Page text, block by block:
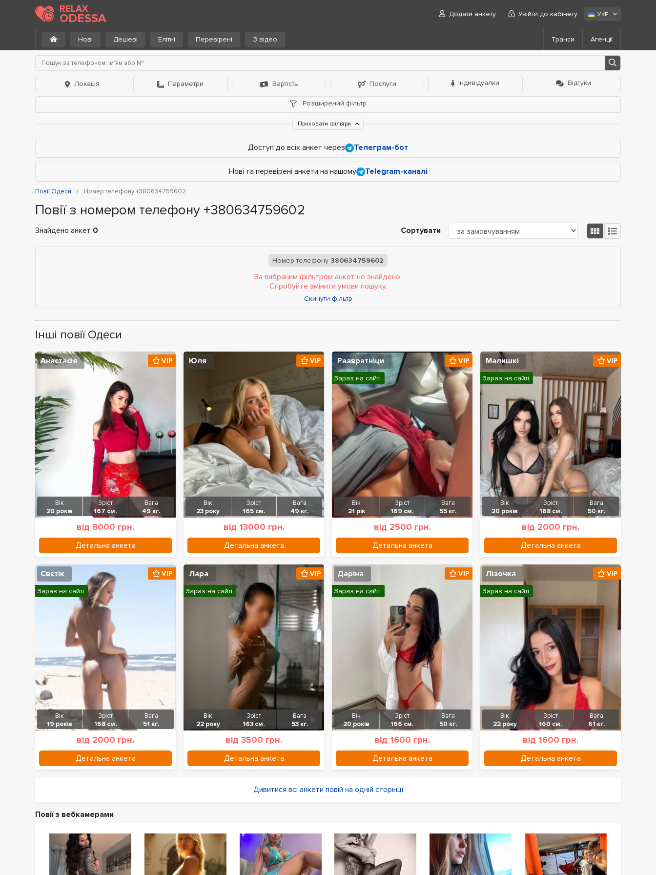
RELAX
ODESSA Додати анкету Увійти до кабінету УКР
Нові Дешеві Елітні Перевірені З відео Транси Агенції
Локація Параметри Вартість Послуги Індивідуалки Відгуки
Розширений фільтр
Приховати фільтри
Доступ до всіх анкет через Телеграм-бот
Нові та перевірені анкети на нашому Telegram-каналі
Повії Одеси Номер телефону +380634759602
Повії з номером телефону +380634759602
Знайдено анкет 0 Сортувати
Номер телефону 380634759602
За вибраним фільтром анкет не знайдено.
Спробуйте змінити умови пошуку.
Скинути фільтр
Інші повії Одеси
Анастасія
Вік
20 років
Зріст
167 см.
Вага
49 кг.
від 8000 грн.
Детальна анкета
VIP Юля
Вік
23 року
Зріст
165 см.
Вага
49 кг.
від 13000 грн.
Детальна анкета
VIP Развратніци
Вік
21 рік
Зріст
169 см.
Вага
55 кг.
від 2500 грн.
Детальна анкета
VIP
Зараз на сайті
Малишкі
Вік
20 років
Зріст
168 см.
Вага
50 кг.
від 2000 грн.
Детальна анкета
VIP
Зараз на сайті
Свєтік
Вік
19 років
Зріст
168 см.
Вага
51 кг.
від 2000 грн.
Детальна анкета
VIP
Зараз на сайті
Лара
Вік
22 року
Зріст
163 см.
Вага
53 кг.
від 3500 грн.
Детальна анкета
VIP
Зараз на сайті
Даріна
Вік
20 років
Зріст
166 см.
Вага
50 кг.
від 1600 грн.
Детальна анкета
VIP
Зараз на сайті
Лізочка
Вік
22 року
Зріст
160 см.
Вага
61 кг.
від 1600 грн.
Детальна анкета
VIP
Зараз на сайті
Дивитися всі анкети повій на одній сторінці
Повії з вебкамерами